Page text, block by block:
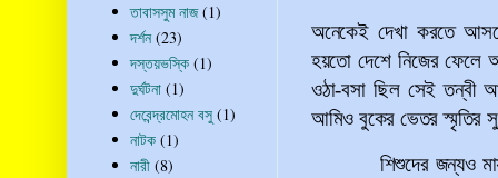
অনেকেই দেখা করতে
হয়তো দেশে নিজের ফেলে
ওঠা-বসা ছিল সেই তন্বী
আমিও বুকের ভেতর স্মৃতির
শিশুদের জন্যও
তাবাসসুম নাজ (1)
দর্শন (23)
দস্তয়ভস্কি (1)
দুর্ঘটনা (1)
দেবেন্দ্রমোহন বসু (1)
নাটক (1)
নারী (8)